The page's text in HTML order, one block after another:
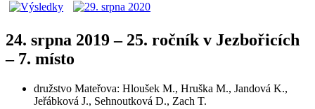
24. srpna 2019 – 25. ročník v Jezbořicích
– 7. místo
družstvo Mateřova: Hloušek M., Hruška M., Jandová K.,
Jeřábková J., Sehnoutková D., Zach T.